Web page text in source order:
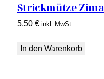
Strickmütze Zima
5,50 € inkl. MwSt.
In den Warenkorb